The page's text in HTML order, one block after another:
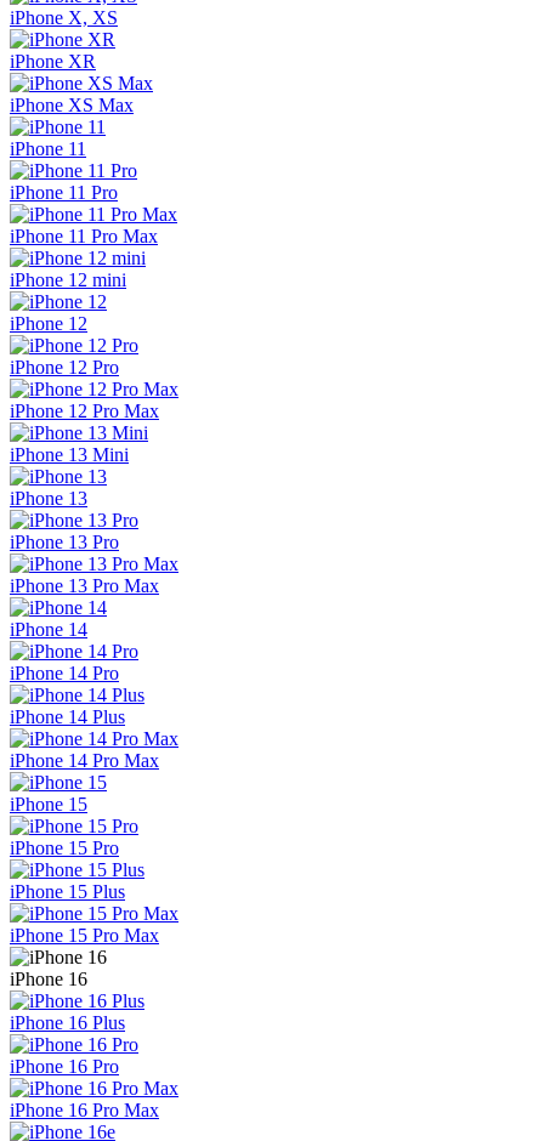
iPhone X, XS
iPhone XR
iPhone XS Max
iPhone 11
iPhone 11 Pro
iPhone 11 Pro Max
iPhone 12 mini
iPhone 12
iPhone 12 Pro
iPhone 12 Pro Max
iPhone 13 Mini
iPhone 13
iPhone 13 Pro
iPhone 13 Pro Max
iPhone 14
iPhone 14 Pro
iPhone 14 Plus
iPhone 14 Pro Max
iPhone 15
iPhone 15 Pro
iPhone 15 Plus
iPhone 15 Pro Max
iPhone 16
iPhone 16 Plus
iPhone 16 Pro
iPhone 16 Pro Max